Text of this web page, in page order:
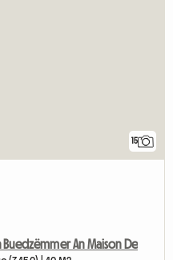
15
An Maison De